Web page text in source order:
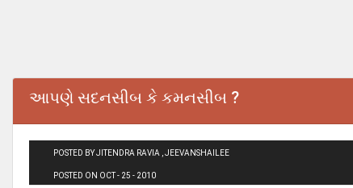
આપણે સદનસીબ કે કમનસીબ ?
POSTED BY JITENDRA RAVIA , JEEVANSHAILEE
POSTED ON OCT - 25 - 2010